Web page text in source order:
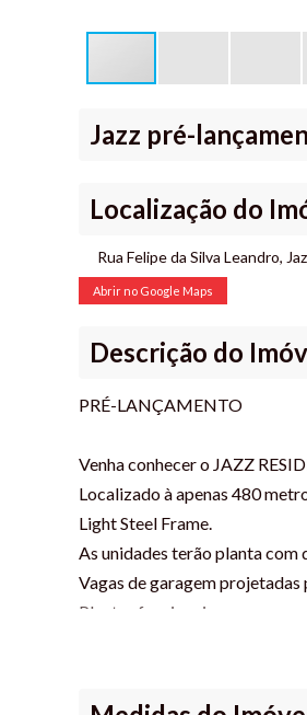
Jazz pré-
Localização do
Rua Felipe da Silva Leandro,
Abrir no Google Maps
Descrição do
PRÉ-LANÇAMENTO
Venha conhecer o JAZZ
Localizado à apenas 480
Light Steel Frame.
As unidades terão planta com
Vagas de garagem
Plantas funcionais
1 Vaga de garagem*